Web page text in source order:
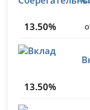
13.50%
13.50%